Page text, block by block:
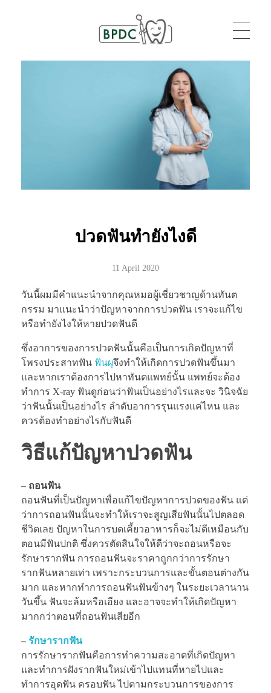
ปวดฟันทำยังไงดี
11 April 2020
วันนี้ผมมีคำแนะนำจากคุณหมอผู้เชี่ยวชาญด้านทันต
กรรม มาแนะนำว่าปัญหาจากการปวดฟัน เราจะแก้ไข
หรือทำยังไงให้หายปวดฟันดี
ซึ่งอาการของการปวดฟันนั้นคือเป็นการเกิดปัญหาที่
โพรงประสาทฟัน ฟันผุจึงทำให้เกิดการปวดฟันขึ้นมา
และหากเราต้องการไปหาทันตแพทย์นั้น แพทย์จะต้อง
ทำการ X-ray ฟันดูก่อนว่าฟันเป็นอย่างไรและจะ วินิจฉัย
ว่าฟันนั้นเป็นอย่างไร ลำดับอาการรุนแรงแค่ไหน และ
ควรต้องทำอย่างไรกับฟันดี
วิธีแก้ปัญหาปวดฟัน
– ถอนฟัน
ถอนฟันที่เป็นปัญหาเพื่อแก้ไขปัญหาการปวดของฟัน แต่
ว่าการถอนฟันนั้นจะทำให้เราจะสูญเสียฟันนั้นไปตลอด
ชีวิตเลย ปัญหาในการบดเคี้ยวอาหารก็จะไม่ดีเหมือนกับ
ตอนมีฟันปกติ ซึ่งควรตัดสินใจให้ดีว่าจะถอนหรือจะ
รักษารากฟัน การถอนฟันจะราคาถูกกว่าการรักษา
รากฟันหลายเท่า เพราะกระบวนการและขั้นตอนต่างกัน
มาก และหากทำการถอนฟันฟันข้างๆ ในระยะเวลานาน
วันขึ้น ฟันจะล้มหรือเอียง และอาจจะทำให้เกิดปัญหา
มากกว่าตอนที่ถอนฟันเสียอีก
– รักษารากฟัน
การรักษารากฟันคือการทำความสะอาดที่เกิดปัญหา
และทำการฝังรากฟันใหม่เข้าไปแทนที่หายไปและ
ทำการอุดฟัน ครอบฟัน ไปตามกระบวนการของการ